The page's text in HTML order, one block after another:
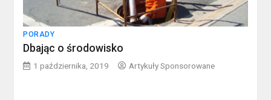
PORADY
Dbając o środowisko
1 października, 2019 Artykuły Sponsorowane